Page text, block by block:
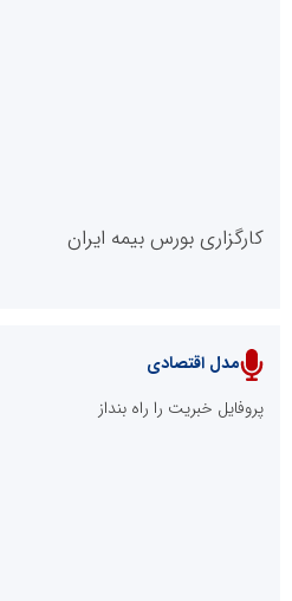
پایگاه خبری نهضت ملی مسکن
کارگزاری بورس بیمه ایران
مدل اقتصادی
پروفایل خبریت را راه بنداز